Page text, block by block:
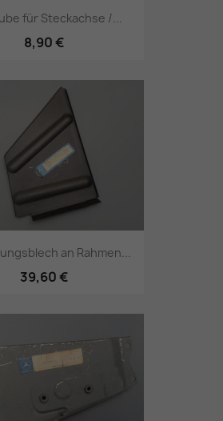
für Steckachse /...
8,90 €
an Rahmen...
39,60 €